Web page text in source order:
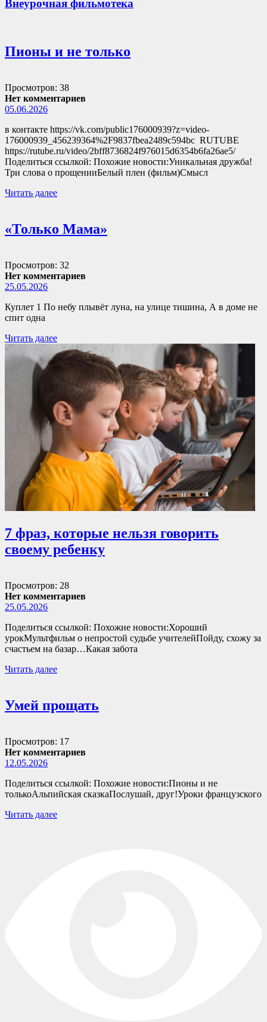
Внеурочная фильмотека
Пионы и не только
Просмотров: 38
Нет комментариев
05.06.2026
в контакте https://vk.com/public176000939?z=video-
176000939_456239364%2F9837fbea2489c594bc RUTUBE
https://rutube.ru/video/2bff8736824f976015d6354b6fa26ae5/
Поделиться ссылкой: Похожие новости:Уникальная дружба!
Три слова о прощенииБелый плен (фильм)Смысл
Читать далее
«Только Мама»
Просмотров: 32
Нет комментариев
25.05.2026
Куплет 1 По небу плывёт луна, на улице тишина, А в доме не
спит одна
Читать далее
7 фраз, которые нельзя говорить
своему ребенку
Просмотров: 28
Нет комментариев
25.05.2026
Поделиться ссылкой: Похожие новости:Хороший
урокМультфильм о непростой судьбе учителейПойду, схожу за
счастьем на базар…Какая забота
Читать далее
Умей прощать
Просмотров: 17
Нет комментариев
12.05.2026
Поделиться ссылкой: Похожие новости:Пионы и не
толькоАльпийская сказкаПослушай, друг!Уроки французского
Читать далее